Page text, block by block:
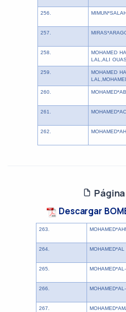
256.
257.
258.
MOHAMED
LAL,ALI
259.
MOHAMED
260.
261.
262.
Descargar
263.
264.
265.
266.
267.